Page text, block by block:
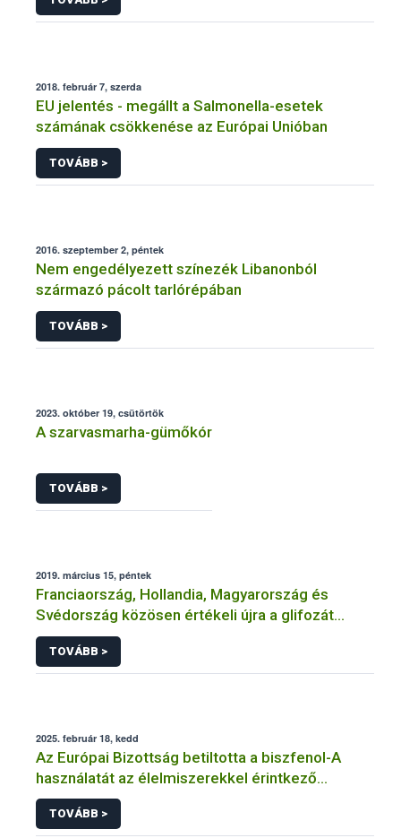
2018. február 7, szerda
EU jelentés - megállt a Salmonella-esetek
számának csökkenése az Európai Unióban
TOVÁBB >
2016. szeptember 2, péntek
Nem engedélyezett színezék Libanonból
származó pácolt tarlórépában
TOVÁBB >
2023. október 19, csütörtök
A szarvasmarha-gümőkór
TOVÁBB >
2019. március 15, péntek
Franciaország, Hollandia, Magyarország és
Svédország közösen értékeli újra a glifozát
hatóanyagot
TOVÁBB >
2025. február 18, kedd
Az Európai Bizottság betiltotta a biszfenol-A
használatát az élelmiszerekkel érintkező
anyagokban
TOVÁBB >